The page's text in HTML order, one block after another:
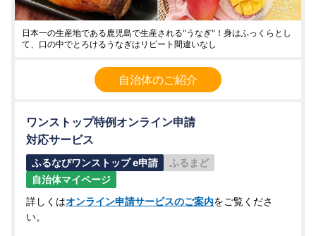
日本一の生産地である鹿児島で生産される"うなぎ"！身はふっくらとし
て、口の中でとろけるうなぎはリピート間違いなし
自治体のご紹介
ワンストップ特例オンライン申請
対応サービス
ふるなびワンストップ e申請
ふるまど
自治体マイページ
詳しくはオンライン申請サービスのご案内をご覧くださ
い。